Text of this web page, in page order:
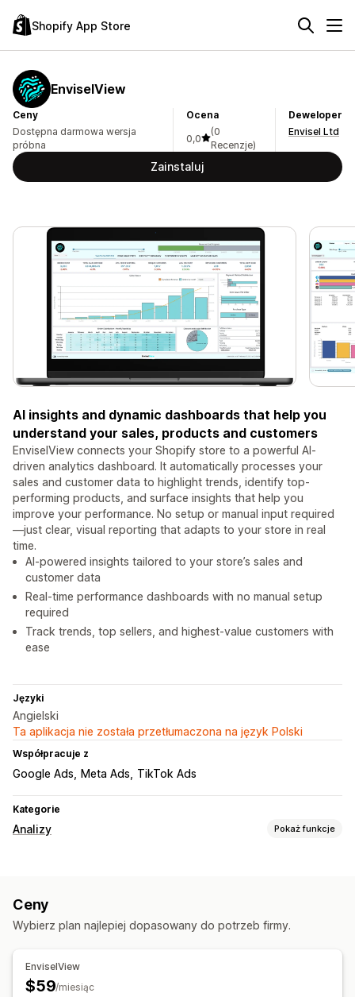
Shopify App Store
EnviselView
Ceny
Dostępna darmowa wersja
próbna
Ocena
0,0
(0
Recenzje)
Deweloper
Envisel Ltd
Zainstaluj
AI insights and dynamic dashboards that help you
understand your sales, products and customers
EnviselView connects your Shopify store to a powerful AI-
driven analytics dashboard. It automatically processes your
sales and customer data to highlight trends, identify top-
performing products, and surface insights that help you
improve your performance. No setup or manual input required
—just clear, visual reporting that adapts to your store in real
time.
AI-powered insights tailored to your store’s sales and
customer data
Real-time performance dashboards with no manual setup
required
Track trends, top sellers, and highest-value customers with
ease
Języki
Angielski
Ta aplikacja nie została przetłumaczona na język Polski
Współpracuje z
Google Ads Meta Ads TikTok Ads
Kategorie
Analizy Pokaż funkcje
Segmentacja
Analizy realizacji zakupu
Ceny
Wybierz plan najlepiej dopasowany do potrzeb firmy.
EnviselView
$59/miesiąc